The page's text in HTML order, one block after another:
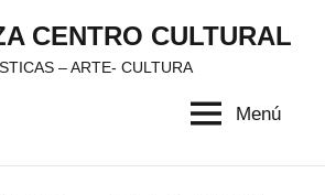
CENTRO CULTURAL
– ARTE- CULTURA
Menú